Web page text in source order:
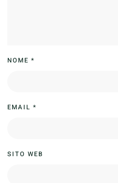
NOME *
EMAIL *
SITO WEB